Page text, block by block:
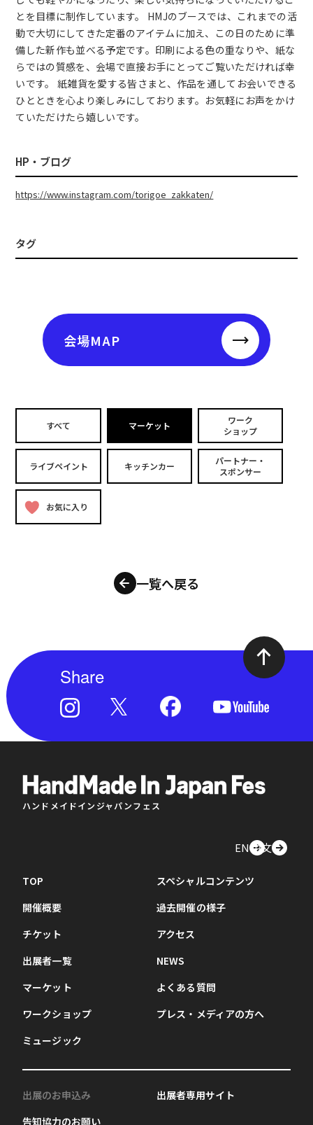
とを目標に制作しています。 HMJのブースでは、これまでの活
動で大切にしてきた定番のアイテムに加え、この日のために準
備した新作も並べる予定です。印刷による色の重なりや、紙な
らではの質感を、会場で直接お手にとってご覧いただければ幸
いです。 紙雑貨を愛する皆さまと、作品を通してお会いできる
ひとときを心より楽しみにしております。お気軽にお声をかけ
ていただけたら嬉しいです。
HP・ブログ
https://www.instagram.com/torigoe_zakkaten/
タグ
会場MAP
すべて マーケット
ワーク
ショップ
ライブペイント キッチンカー
パートナー・
スポンサー
お気に入り
一覧へ戻る
Share
ハンドメイドインジャパンフェス
EN中文
TOP
開催概要
チケット
出展者一覧
マーケット
ワークショップ
ミュージック
スペシャルコンテンツ
過去開催の様子
アクセス
NEWS
よくある質問
プレス・メディアの方へ
出展のお申込み
告知協力のお願い
出展者専用サイト